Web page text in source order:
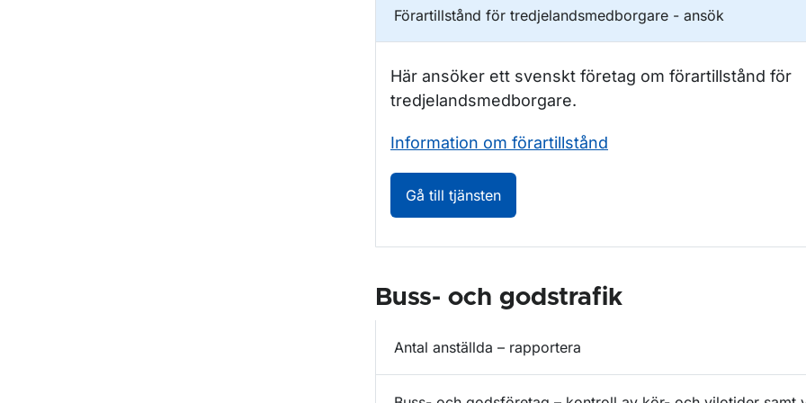
Förartillstånd för tredjelandsmedborgare - ansök
Här ansöker ett svenskt företag om förartillstånd för
tredjelandsmedborgare.
Information om förartillstånd
Gå till tjänstenFörartillstånd för tredjelandsmedborgare -
Buss- och godstrafik
Antal anställda – rapportera